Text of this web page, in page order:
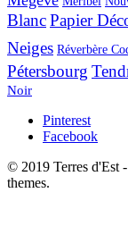
BlancPapier
Neiges Réverbère
Pétersbourg
Noir
Pinterest
Facebook
© 2019 Terres d'Est
themes.